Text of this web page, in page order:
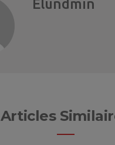
Elundmin
Articles